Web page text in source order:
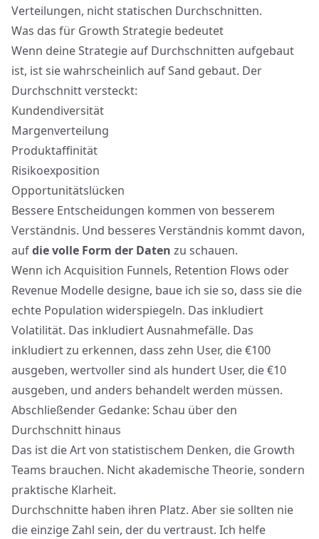
Verteilungen, nicht statischen Durchschnitten.
Was das für Growth Strategie bedeutet
Wenn deine Strategie auf Durchschnitten aufgebaut
ist, ist sie wahrscheinlich auf Sand gebaut. Der
Durchschnitt versteckt:
Kundendiversität
Margenverteilung
Produktaffinität
Risikoexposition
Opportunitätslücken
Bessere Entscheidungen kommen von besserem
Verständnis. Und besseres Verständnis kommt davon,
aufdie volle Form der Daten zu schauen.
Wenn ich Acquisition Funnels, Retention Flows oder
Revenue Modelle designe, baue ich sie so, dass sie die
echte Population widerspiegeln. Das inkludiert
Volatilität. Das inkludiert Ausnahmefälle. Das
inkludiert zu erkennen, dass zehn User, die €100
ausgeben, wertvoller sind als hundert User, die €10
ausgeben, und anders behandelt werden müssen.
Abschließender Gedanke: Schau über den
Durchschnitt hinaus
Das ist die Art von statistischem Denken, die Growth
Teams brauchen. Nicht akademische Theorie, sondern
praktische Klarheit.
Durchschnitte haben ihren Platz. Aber sie sollten nie
die einzige Zahl sein, der du vertraust. Ich helfe